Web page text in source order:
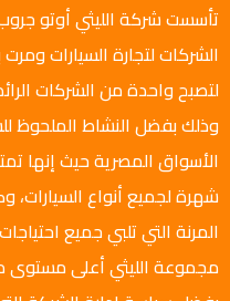
الشركات لتجارة السيارات
لتصبح واحدة من الشركات
وذلك بفضل النشاط الملحوظ
الأسواق المصرية حيث إنها
شهرة لجميع أنواع
المرنة التي تلبي جميع